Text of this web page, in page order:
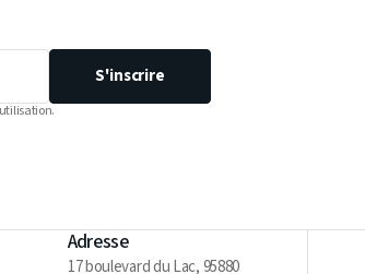
S'inscrire
Adresse
17 boulevard du Lac, 95880